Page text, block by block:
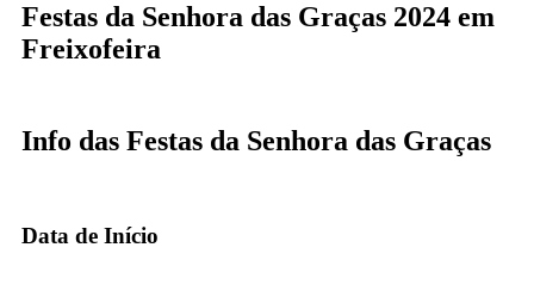
Festas da Senhora das Graças 2024 em
Freixofeira
Info das Festas da Senhora das Graças
Data de Início